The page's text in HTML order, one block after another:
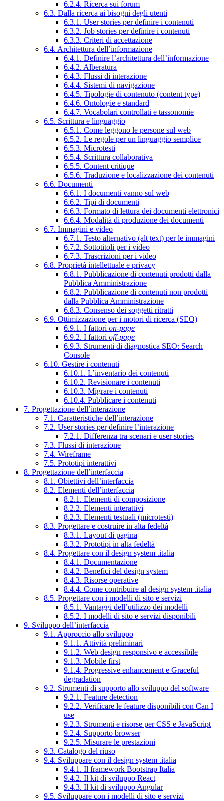
6.2.4. Ricerca sui forum
6.3. Dalla ricerca ai bisogni degli utenti
6.3.1. User stories per definire i contenuti
6.3.2. Job stories per definire i contenuti
6.3.3. Criteri di accettazione
6.4. Architettura dell’informazione
6.4.1. Definire l’architettura dell’informazione
6.4.2. Alberatura
6.4.3. Flussi di interazione
6.4.4. Sistemi di navigazione
6.4.5. Tipologie di contenuto (content type)
6.4.6. Ontologie e standard
6.4.7. Vocabolari controllati e tassonomie
6.5. Scrittura e linguaggio
6.5.1. Come leggono le persone sul web
6.5.2. Le regole per un linguaggio semplice
6.5.3. Microtesti
6.5.4. Scrittura collaborativa
6.5.5. Content critique
6.5.6. Traduzione e localizzazione dei contenuti
6.6. Documenti
6.6.1. I documenti vanno sul web
6.6.2. Tipi di documenti
6.6.3. Formato di lettura dei documenti elettronici
6.6.4. Modalità di produzione dei documenti
6.7. Immagini e video
6.7.1. Testo alternativo (alt text) per le immagini
6.7.2. Sottotitoli per i video
6.7.3. Trascrizioni per i video
6.8. Proprietà intellettuale e privacy
6.8.1. Pubblicazione di contenuti prodotti dalla
Pubblica Amministrazione
6.8.2. Pubblicazione di contenuti non prodotti
dalla Pubblica Amministrazione
6.8.3. Consenso dei soggetti ritratti
6.9. Ottimizzazione per i motori di ricerca (SEO)
6.9.1. I fattori on-page
6.9.2. I fattori off-page
6.9.3. Strumenti di diagnostica SEO: Search
Console
6.10. Gestire i contenuti
6.10.1. L’inventario dei contenuti
6.10.2. Revisionare i contenuti
6.10.3. Migrare i contenuti
6.10.4. Pubblicare i contenuti
7. Progettazione dell’interazione
7.1. Caratteristiche dell’interazione
7.2. User stories per definire l’interazione
7.2.1. Differenza tra scenari e user stories
7.3. Flussi di interazione
7.4. Wireframe
7.5. Prototipi interattivi
8. Progettazione dell’interfaccia
8.1. Obiettivi dell’interfaccia
8.2. Elementi dell’interfaccia
8.2.1. Elementi di composizione
8.2.2. Elementi interattivi
8.2.3. Elementi testuali (microtesti)
8.3. Progettare e costruire in alta fedeltà
8.3.1. Layout di pagina
8.3.2. Prototipi in alta fedeltà
8.4. Progettare con il design system .italia
8.4.1. Documentazione
8.4.2. Benefici del design system
8.4.3. Risorse operative
8.4.4. Come contribuire al design system .italia
8.5. Progettare con i modelli di sito e servizi
8.5.1. Vantaggi dell’utilizzo dei modelli
8.5.2. I modelli di sito e servizi disponibili
9. Sviluppo dell’interfaccia
9.1. Approccio allo sviluppo
9.1.1. Attività preliminari
9.1.2. Web design responsivo e accessibile
9.1.3. Mobile first
9.1.4. Progressive enhancement e Graceful
degradation
9.2. Strumenti di supporto allo sviluppo del software
9.2.1. Feature detection
9.2.2. Verificare le feature disponibili con Can I
use
9.2.3. Strumenti e risorse per CSS e JavaScript
9.2.4. Supporto browser
9.2.5. Misurare le prestazioni
9.3. Catalogo del riuso
9.4. Sviluppare con il design system .italia
9.4.1. Il framework Bootstrap Italia
9.4.2. Il kit di sviluppo React
9.4.3. Il kit di sviluppo Angular
9.5. Sviluppare con i modelli di sito e servizi